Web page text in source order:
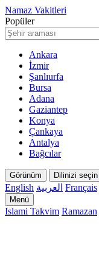
Namaz Vakitleri
Popüler
Ankara
İzmir
Şanlıurfa
Bursa
Adana
Gaziantep
Konya
Çankaya
Antalya
Bağcılar
Görünüm Dilinizi seçin
English العربية Français
Menü
Islami Takvim Ramazan